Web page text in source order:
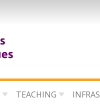
TEACHING